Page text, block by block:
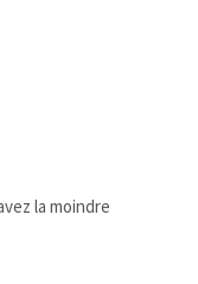
la moindre